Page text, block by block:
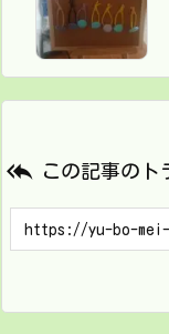
 この記事のト